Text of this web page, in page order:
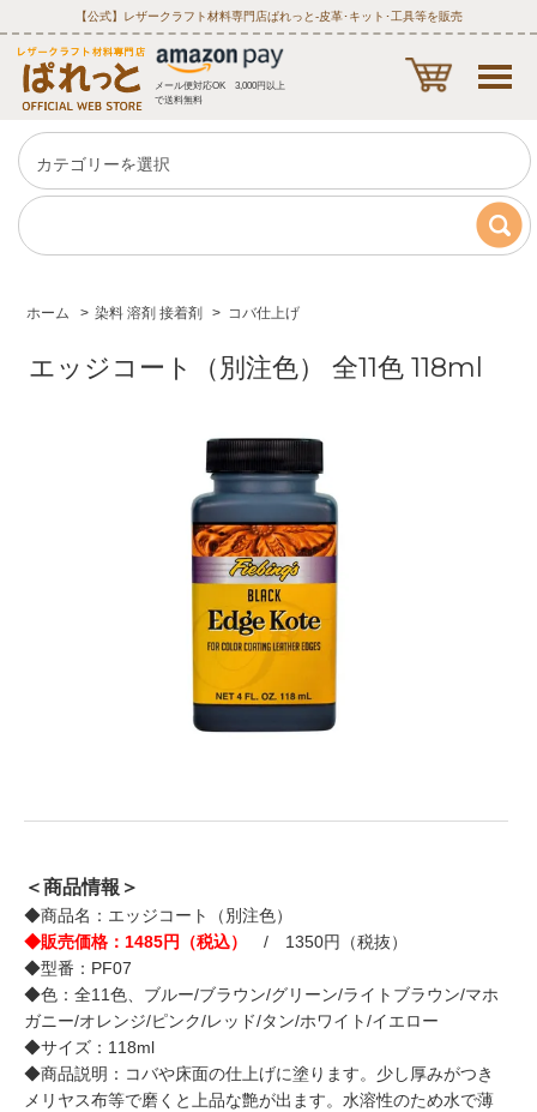
【公式】レザークラフト材料専門店ぱれっと‐皮革･キット･工具等を販売
メール便対応OK 3,000円以上
で送料無料
ホーム > 染料 溶剤 接着剤 > コバ仕上げ
エッジコート（別注色） 全11色 118ml
＜商品情報＞
◆商品名：エッジコート（別注色）
◆販売価格：1485円（税込）
/ 1350円（税抜）
◆型番：PF07
◆色：全11色、ブルー/ブラウン/グリーン/ライトブラウン/マホ
ガニー/オレンジ/ピンク/レッド/タン/ホワイト/イエロー
◆サイズ：118ml
◆商品説明：コバや床面の仕上げに塗ります。少し厚みがつき
メリヤス布等で磨くと上品な艶が出ます。水溶性のため水で薄